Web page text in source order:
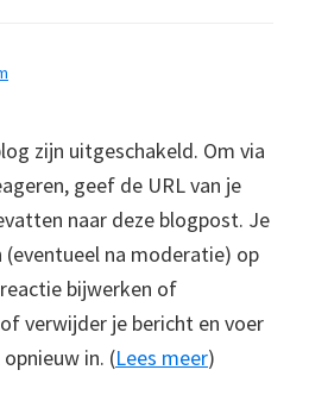
zijn uitgeschakeld. Om via
geef de URL van je
naar deze blogpost. Je
na moderatie) op
bijwerken of
verwijder je bericht en voer
in. (Lees meer)